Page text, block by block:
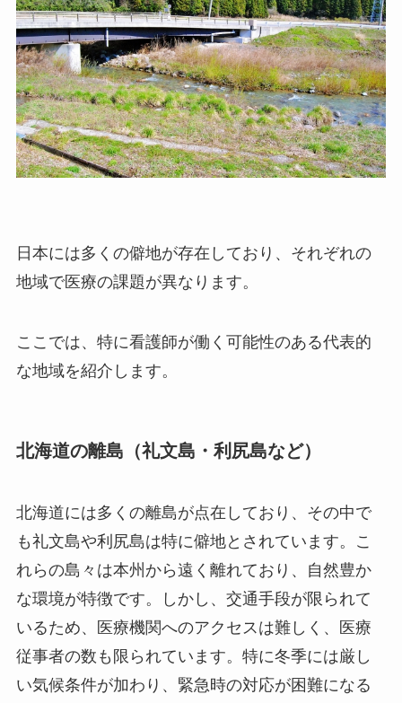
日本には多くの僻地が存在しており、それぞれの
地域で医療の課題が異なります。
ここでは、特に看護師が働く可能性のある代表的
な地域を紹介します。
北海道の離島（礼文島・利尻島など）
北海道には多くの離島が点在しており、その中で
も礼文島や利尻島は特に僻地とされています。こ
れらの島々は本州から遠く離れており、自然豊か
な環境が特徴です。しかし、交通手段が限られて
いるため、医療機関へのアクセスは難しく、医療
従事者の数も限られています。特に冬季には厳し
い気候条件が加わり、緊急時の対応が困難になる